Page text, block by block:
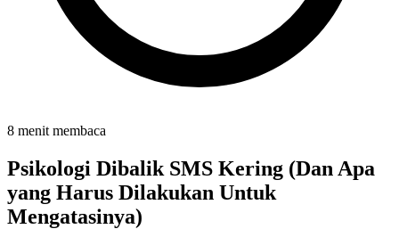
8 menit membaca
Psikologi Dibalik SMS Kering (Dan Apa
yang Harus Dilakukan Untuk
Mengatasinya)